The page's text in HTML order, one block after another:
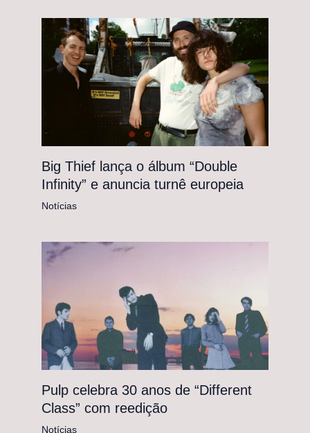
Big Thief lança o álbum “Double
Infinity” e anuncia turnê europeia
Notícias
Pulp celebra 30 anos de “Different
Class” com reedição
Notícias